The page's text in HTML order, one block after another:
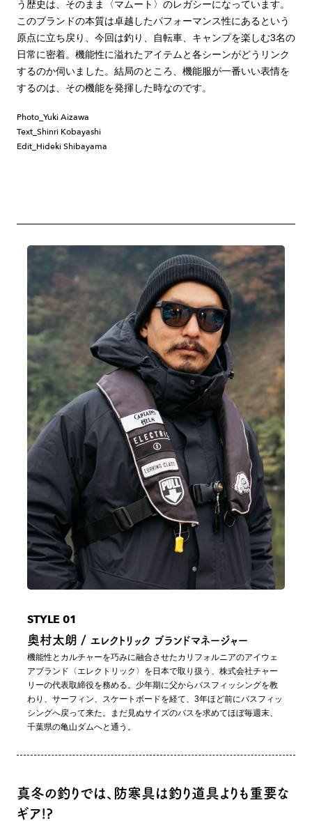
う歴史は、そのまま〈マムート〉のレガシーになっています。
このブランドの本質は卓越したパフォーマンス性にあるという
原点に立ち戻り、今回は釣り、自転車、キャンプを楽しむ3名の
日常に密着。機能性に溢れたアイテムと各シーンがどうリンク
するのか伺いました。結局のところ、機能服が一番いい表情を
するのは、その機能を発揮した時なのです。
Photo_Yuki Aizawa
Text_Shinri Kobayashi
Edit_Hideki Shibayama
STYLE 01
奥村太朗 / エレクトリック ブランドマネージャー
機能性とカルチャーを巧みに融合させたカリフォルニアのアイウェ
アブランド〈エレクトリック〉を日本で取り扱う、株式会社チャー
リーの代表取締役を務める。少年期に父からバスフィッシングを教
わり、サーフィン、スケートボードを経て、3年ほど前にバスフィッ
シングへ戻って来た。まだ見ぬサイズのバスを求めてほぼ毎週末、
千葉県の亀山ダムへと通う。
真冬の釣りでは、防寒具は釣り道具よりも重要な
ギア!?